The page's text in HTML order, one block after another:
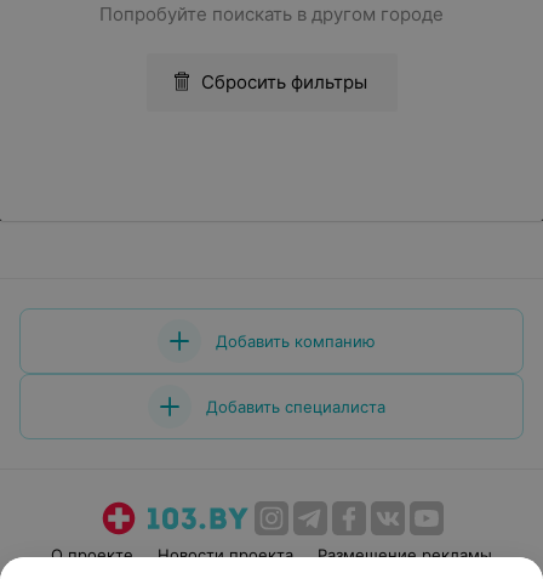
Попробуйте поискать в другом городе
Сбросить фильтры
Добавить компанию
Добавить специалиста
О проекте Новости проекта Размещение рекламы